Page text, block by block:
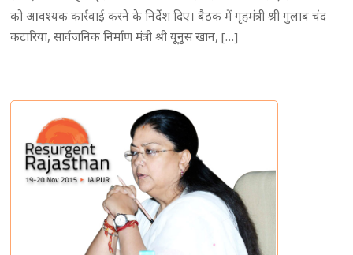
को आवश्यक कार्रवाई करने के निर्देश दिए। बैठक में गृहमंत्री श्री गुलाब चंद
कटारिया, सार्वजनिक निर्माण मंत्री श्री यूनुस खान, […]